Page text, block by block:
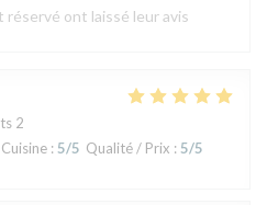
2
Cuisine : 5/5 Qualité / Prix : 5/5
réservé ont laissé leur avis